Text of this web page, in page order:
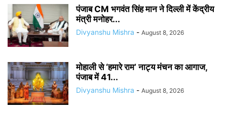
पंजाब CM भगवंत सिंह मान ने दिल्ली में केंद्रीय
मंत्री मनोहर...
Divyanshu Mishra - August 8, 2026
मोहाली से ‘हमारे राम’ नाट्य मंचन का आगाज,
पंजाब में 41...
Divyanshu Mishra - August 8, 2026